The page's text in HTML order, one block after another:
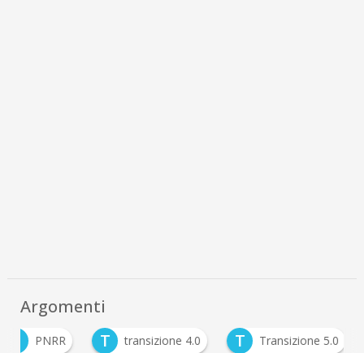
Argomenti
PNRR T transizione 4.0 T Transizione 5.0